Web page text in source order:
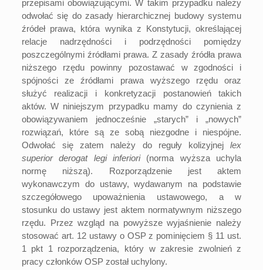
przepisami obowiązującymi. W takim przypadku należy
odwołać się do zasady hierarchicznej budowy systemu
źródeł prawa, która wynika z Konstytucji, określającej
relacje nadrzędności i podrzędności pomiędzy
poszczególnymi źródłami prawa. Z zasady źródła prawa
niższego rzędu powinny pozostawać w zgodności i
spójności ze źródłami prawa wyższego rzędu oraz
służyć realizacji i konkretyzacji postanowień takich
aktów. W niniejszym przypadku mamy do czynienia z
obowiązywaniem jednocześnie „starych” i „nowych”
rozwiązań, które są ze sobą niezgodne i niespójne.
Odwołać się zatem należy do reguły kolizyjnejlex
superior derogat legi inferiori (norma wyższa uchyla
normę niższą). Rozporządzenie jest aktem
wykonawczym do ustawy, wydawanym na podstawie
szczegółowego upoważnienia ustawowego, a w
stosunku do ustawy jest aktem normatywnym niższego
rzędu. Przez wzgląd na powyższe wyjaśnienie należy
stosować art. 12 ustawy o OSP z pominięciem § 11 ust.
1 pkt 1 rozporządzenia, który w zakresie zwolnień z
pracy członków OSP został uchylony.